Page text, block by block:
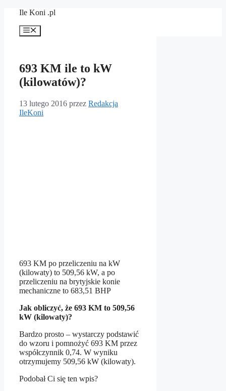
PrzejdźIle Koni .pl
Menu
693 KM ile to kW
(kilowatów)?
13 lutego 2016 przez Redakcja
IleKoni
693 KM po przeliczeniu na kW
(kilowaty) to 509,56 kW, a po
przeliczeniu na brytyjskie konie
mechaniczne to 683,51 BHP
Jak obliczyć, że 693 KM to 509,56
kW (kilowaty)?
Bardzo prosto – wystarczy podstawić
do wzoru i pomnożyć 693 KM przez
współczynnik 0,74. W wyniku
otrzymujemy 509,56 kW (kilowaty).
Podobał Ci się ten wpis?